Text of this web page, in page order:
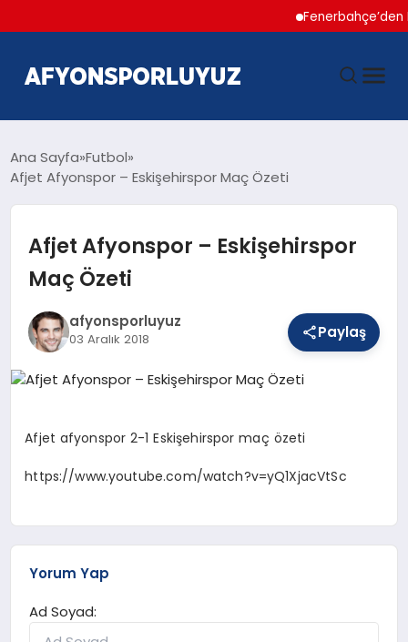
Fenerbahçe’den
AFYONSPOR
FUTBOL
Ana Sayfa Futbol
Afjet Afyonspor – Eskişehirspor Maç Özeti
Afjet Afyonspor – Eskişehirspor
Maç Özeti
afyonsporluyuz
03 Aralık 2018 Paylaş
Afjet afyonspor 2-1 Eskişehirspor maç özeti
https://www.youtube.com/watch?v=yQ1XjacVtSc
Yorum Yap
Ad Soyad: